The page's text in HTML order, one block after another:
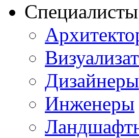
Специалисты
Дизайнеры
Инженеры